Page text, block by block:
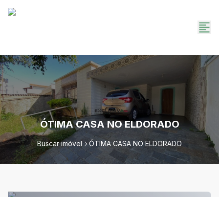
ÓTIMA CASA NO ELDORADO
Buscar imóvel ÓTIMA CASA NO ELDORADO